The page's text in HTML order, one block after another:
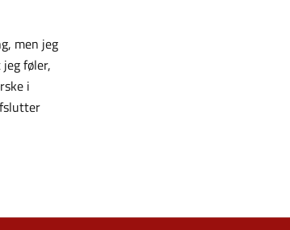
men jeg
føler,
i